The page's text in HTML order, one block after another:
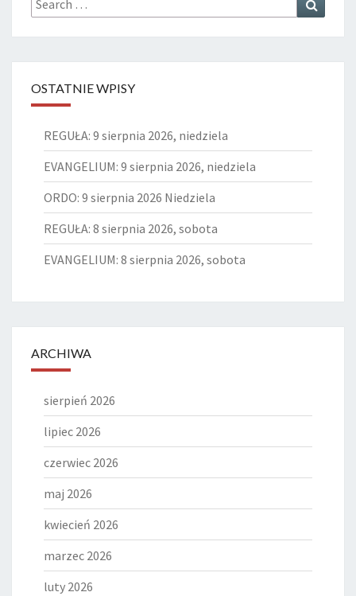
for:
OSTATNIE WPISY
REGUŁA: 9 sierpnia 2026, niedziela
EVANGELIUM: 9 sierpnia 2026, niedziela
ORDO: 9 sierpnia 2026 Niedziela
REGUŁA: 8 sierpnia 2026, sobota
EVANGELIUM: 8 sierpnia 2026, sobota
ARCHIWA
sierpień 2026
lipiec 2026
czerwiec 2026
maj 2026
kwiecień 2026
marzec 2026
luty 2026